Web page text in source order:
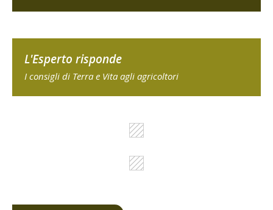
L'Esperto risponde
I consigli di Terra e Vita agli agricoltori